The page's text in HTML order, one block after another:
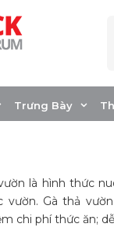
Trưng Bày
chăn
là hình thức
vườn. Gà thả
chi phí thức ăn;